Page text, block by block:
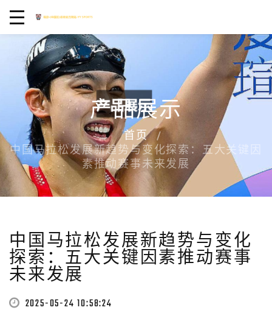
产品展示
首页
中国马拉松发展新趋势与变化探索：五大关键因
素推动赛事未来发展
中国马拉松发展新趋势与变化
探索：五大关键因素推动赛事
未来发展
2025-05-24 10:58:24